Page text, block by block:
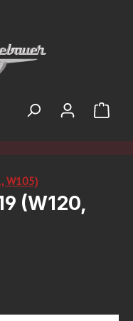
W105)
(W120,